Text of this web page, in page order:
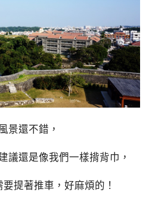
景還不錯，
議還是像我們一樣揹背巾，
提著推車，好麻煩的！